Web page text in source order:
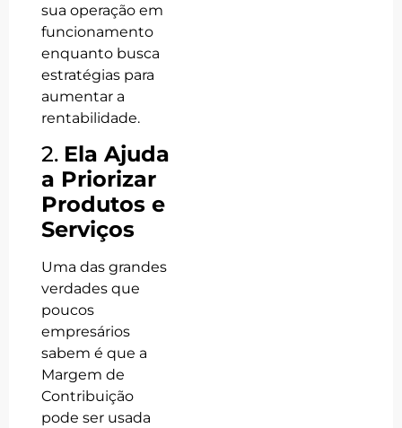
sua operação em
funcionamento
enquanto busca
estratégias para
aumentar a
rentabilidade.
2. Ela Ajuda
a Priorizar
Produtos e
Serviços
Uma das grandes
verdades que
poucos
empresários
sabem é que a
Margem de
Contribuição
pode ser usada